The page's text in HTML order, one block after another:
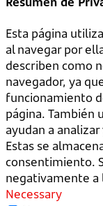
Esta página
al navegar por
describen como
navegador, ya
funcionamiento
página. También
ayudan a
Estas se
consentimiento.
negativamente a
Necessary